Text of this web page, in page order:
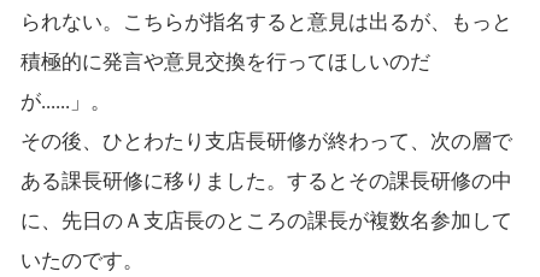
られない。こちらが指名すると意見は出るが、もっと
積極的に発言や意見交換を行ってほしいのだ
が......」。
その後、ひとわたり支店長研修が終わって、次の層で
ある課長研修に移りました。するとその課長研修の中
に、先日のＡ支店長のところの課長が複数名参加して
いたのです。